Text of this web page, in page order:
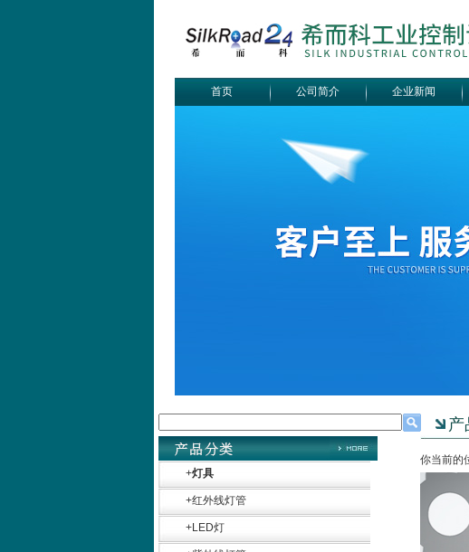
首页 公司简介 企业新闻
+灯具
+红外线灯管
+LED灯
产
你当前的